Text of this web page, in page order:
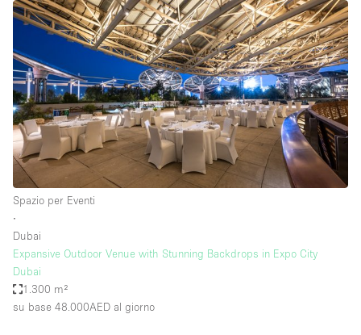
Spazio per Eventi
∙
Dubai
Expansive Outdoor Venue with Stunning Backdrops in Expo City
Dubai
1.300 m²
su base 48.000AED al giorno